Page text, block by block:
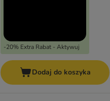
-20% Extra Rabat - Aktywuj
Dodaj do koszyka